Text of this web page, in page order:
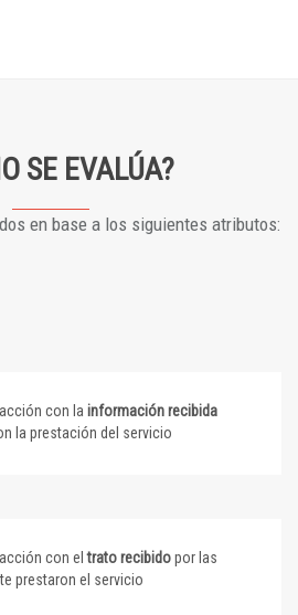
SE EVALÚA?
en base a los siguientes atributos:
con la información recibida
la prestación del servicio
con eltrato recibidopor las
prestaron el servicio